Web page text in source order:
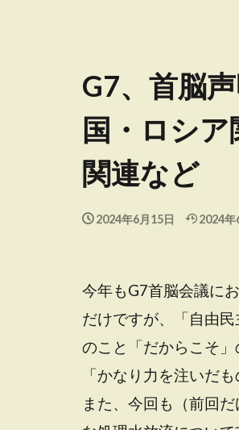
G7、首脳
国・ロシ
関連など
2024年6月15日 2024年
今年もG7首脳会議に
だけですが、「自由
のこと「だからこそ
「かなり力を注いだ
また、今回も（前回